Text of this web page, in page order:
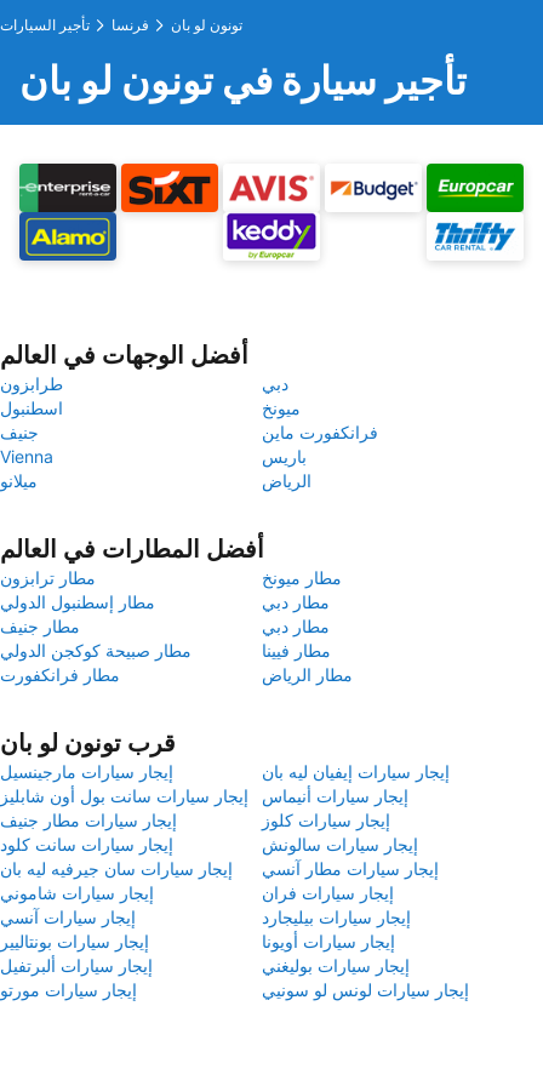
تأجير السيارات فرنسا تونون لو بان
تأجير سيارة في تونون لو بان
أفضل الوجهات في العالم
طرابزون
دبي
اسطنبول
ميونخ
جنيف
فرانكفورت ماين
Vienna
باريس
ميلانو
الرياض
أفضل المطارات في العالم
مطار ترابزون
مطار ميونخ
مطار إسطنبول الدولي
مطار دبي
مطار جنيف
مطار دبي
مطار صبيحة كوكجن الدولي
مطار فيينا
مطار فرانكفورت
مطار الرياض
قرب تونون لو بان
إيجار سيارات مارجينسيل
إيجار سيارات إيفيان ليه بان
إيجار سيارات سانت بول أون شابليز
إيجار سيارات أنيماس
إيجار سيارات مطار جنيف
إيجار سيارات كلوز
إيجار سيارات سانت كلود
إيجار سيارات سالونش
إيجار سيارات سان جيرفيه ليه بان
إيجار سيارات مطار آنسي
إيجار سيارات شاموني
إيجار سيارات فران
إيجار سيارات آنسي
إيجار سيارات بيليجارد
إيجار سيارات بونتاليير
إيجار سيارات أويونا
إيجار سيارات ألبرتفيل
إيجار سيارات بوليغني
إيجار سيارات مورتو
إيجار سيارات لونس لو سونيي